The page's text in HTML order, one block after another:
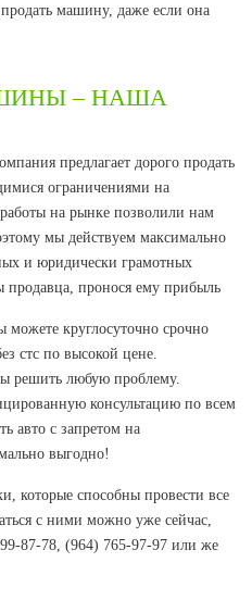
машину, даже если она
– НАША
предлагает дорого продать
ограничениями на
на рынке позволили нам
мы действуем максимально
и юридически грамотных
продавца, пронося ему прибыль
круглосуточно срочно
стс по высокой цене.
решить любую проблему.
консультацию по всем
авто с запретом на
выгодно!
которые способны провести все
с ними можно уже сейчас,
87-78, (964) 765-97-97 или же